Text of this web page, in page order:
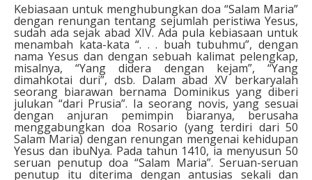
Kebiasaan untuk menghubungkan doa “Salam Maria”
dengan renungan tentang sejumlah peristiwa Yesus,
sudah ada sejak abad XIV. Ada pula kebiasaan untuk
menambah kata-kata “. . . buah tubuhmu”, dengan
nama Yesus dan dengan sebuah kalimat pelengkap,
misalnya, “Yang didera dengan kejam”, “Yang
dimahkotai duri”, dsb. Dalam abad XV berkaryalah
seorang biarawan bernama Dominikus yang diberi
julukan “dari Prusia”. Ia seorang novis, yang sesuai
dengan anjuran pemimpin biaranya, berusaha
menggabungkan doa Rosario (yang terdiri dari 50
Salam Maria) dengan renungan mengenai kehidupan
Yesus dan ibuNya. Pada tahun 1410, ia menyusun 50
seruan penutup doa “Salam Maria”. Seruan-seruan
penutup itu diterima dengan antusias sekali dan